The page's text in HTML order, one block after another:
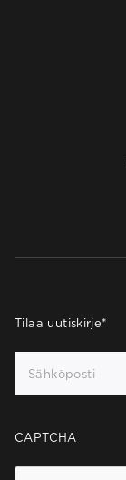
Tilaa uutiskirje*
CAPTCHA